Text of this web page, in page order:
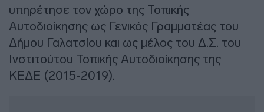
υπηρέτησε τον χώρο της Τοπικής
Αυτοδιοίκησης ως Γενικός Γραμματέας του
Δήμου Γαλατσίου και ως μέλος του Δ.Σ. του
Ινστιτούτου Τοπικής Αυτοδιοίκησης της
ΚΕΔΕ (2015-2019).